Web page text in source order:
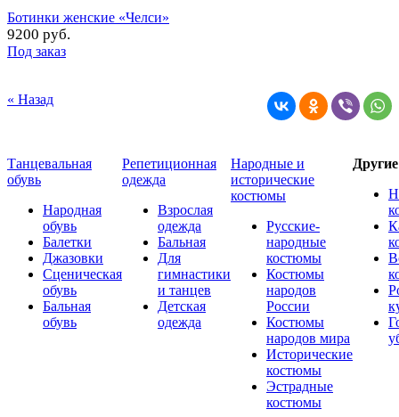
Ботинки женские «Челси»
9200 руб.
Под заказ
« Назад
Танцевальная
обувь
Народная
обувь
Балетки
Джазовки
Сценическая
обувь
Бальная
обувь
Репетиционная
одежда
Взрослая
одежда
Бальная
Для
гимнастики
и танцев
Детская
одежда
Народные и
исторические
костюмы
Русские-
народные
костюмы
Костюмы
народов
России
Костюмы
народов мира
Исторические
костюмы
Эстрадные
костюмы